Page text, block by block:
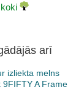
koki
arī